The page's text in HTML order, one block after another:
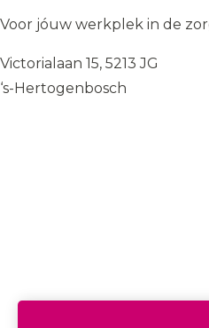
Voor jóuw werkplek in de
Victorialaan 15, 5213 JG
‘s-Hertogenbosch